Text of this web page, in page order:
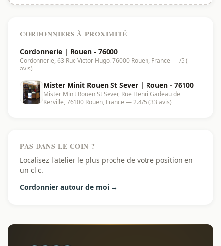
CORDONNIERS À PROXIMITÉ
Cordonnerie | Rouen - 76000
Cordonnerie, 63 Rue Victor Hugo, 76000 Rouen, France — /5 (
avis)
Mister Minit Rouen St Sever | Rouen - 76100
Mister Minit Rouen St Sever, Rue Henri Gadeau de
Kerville, 76100 Rouen, France — 2.4/5 (33 avis)
PAS DANS LE COIN ?
Localisez l'atelier le plus proche de votre position en
un clic.
Cordonnier autour de moi →